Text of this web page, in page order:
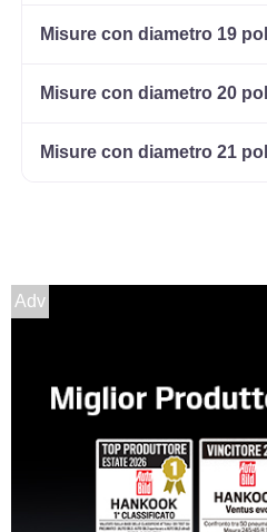
235/65 R17 108V M+S
245/45 R17 99W M+S FR
235/55 R17 103W M+S
Disponibile
Misure con diametro 19
Misure con diametro 20
Misure con diametro 21
Adv